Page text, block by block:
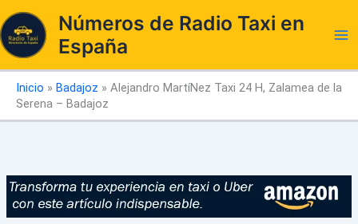
al
contenido
Números de Radio Taxi en
España
Inicio » Badajoz » Alejandro MartíNez Taxi 24 H, Zalamea de la
Serena – Badajoz